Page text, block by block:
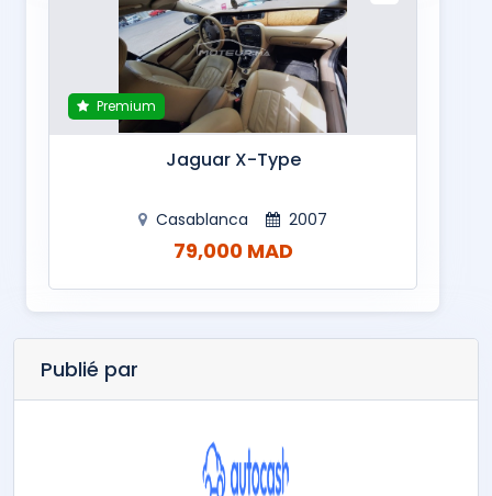
Premium
Jaguar X-Type
Casablanca 2007
79,000 MAD
Publié par